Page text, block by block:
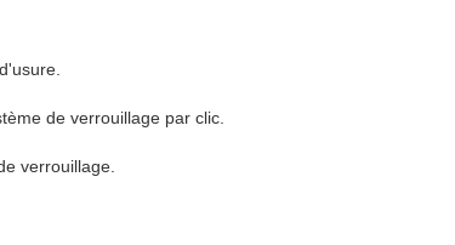
de verrouillage par clic.
verrouillage.